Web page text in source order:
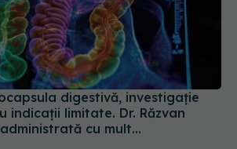
indicații limitate. Dr. Răzvan
cu mult